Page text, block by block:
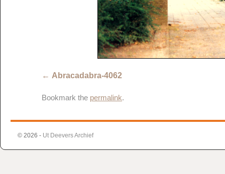
Abracadabra-4062
Bookmark the permalink.
© 2026 - Ut Deevers Archief